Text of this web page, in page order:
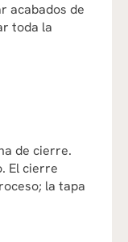
acabados de
toda la
de cierre.
El cierre
la tapa